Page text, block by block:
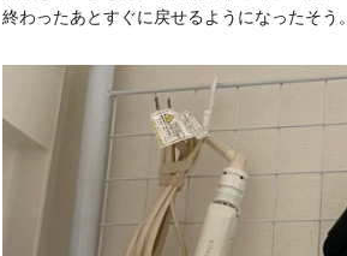
終わったあとすぐに戻せるようになったそう。